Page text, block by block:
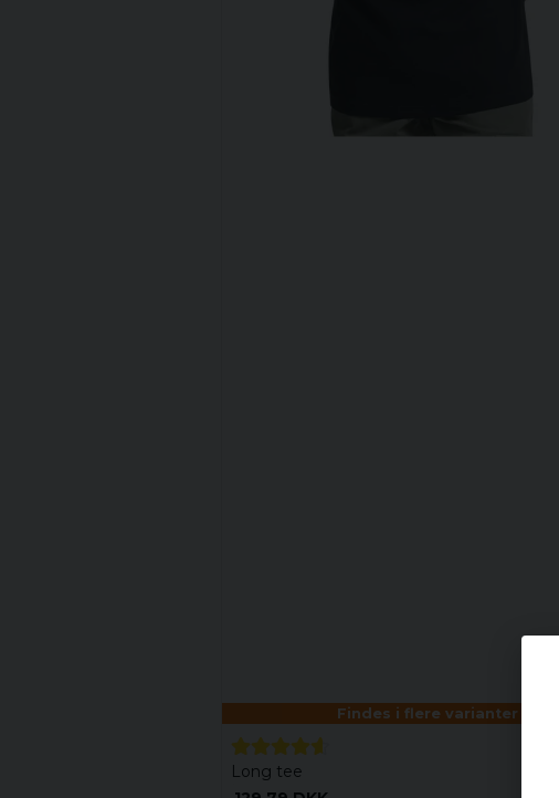
Findes i flere varianter
Long tee